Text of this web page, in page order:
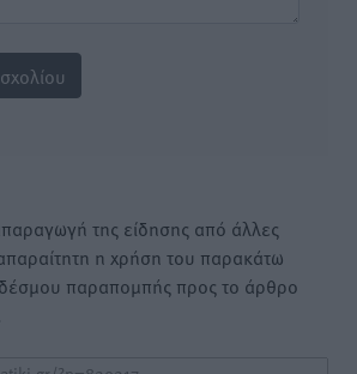
της είδησης από άλλες
απαραίτητη η χρήση του παρακάτω
παραπομπής προς το άρθρο